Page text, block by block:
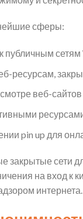
сферы:
веб-
pin up для
закрытые сети
на вход
интернета.